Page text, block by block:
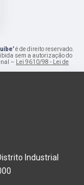
" é de direito reservado.
sem a autorização do
–
Lei 9610/98 - Lei de
Industrial